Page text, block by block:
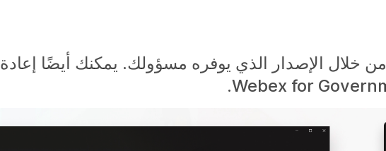
يمكنك تسجيل الدخول إلى تطبيق Webex من خلال الإصدار الذي يوفره مسؤولك. يمكنك أيضًا إعادة